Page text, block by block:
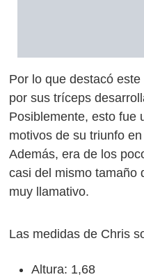
Por lo que destacó
por sus tríceps
Posiblemente, esto fue
motivos de su triunfo
Además, era de los
casi del mismo tamaño
muy llamativo.
Las medidas de Chris
Altura: 1,68